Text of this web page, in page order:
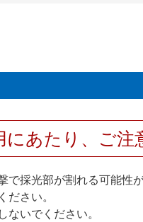
にあたり、ご
採光部が割れる可能性が
さい。
いでください。